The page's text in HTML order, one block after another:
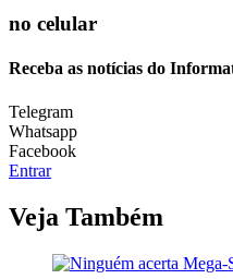
no celular
Receba as notícias do
Telegram
Whatsapp
Facebook
Entrar
Veja Também